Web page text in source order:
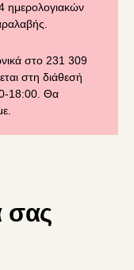
ημερολογιακών
στο 231 309
στη διάθεσή
18:00. Θα
σας